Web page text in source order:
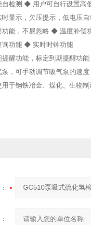
测 ◆ 用户可自行设置高低
示，欠压提示，低电压自
，不易忽略 ◆ 温度补偿功
功能 ◆ 实时时钟功能
功能，标定到期提醒功能
可手动调节吸气泵的速度
钢铁冶金、煤化、生物制